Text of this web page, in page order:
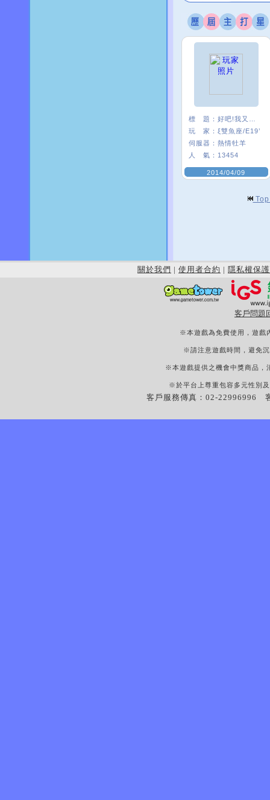
標 題：
玩 家： ξ雙魚座/E19’
伺服器： 熱情牡羊
人 氣： 13454
2014/04/09
關於我們 | 使用者合約 | 隱私權保護
客戶問題
※本遊戲為免費使用，遊戲
※請注意遊戲時間，避免
※本遊戲提供之機會中獎商品，
※於平台上尊重包容多元性別
客戶服務傳真：02-22996996